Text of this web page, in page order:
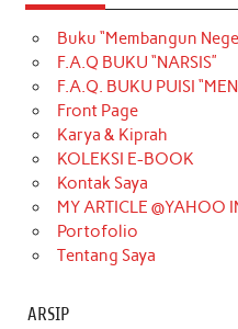
e
b
o
o
k
t
a
g
r
a
m
T
o
k
t
e
r
Buku “Membangun
F.A.Q BUKU “NARSIS”
F.A.Q. BUKU PUISI
Front Page
Karya & Kiprah
KOLEKSI E-BOOK
Kontak Saya
MY ARTICLE @YAHOO
Portofolio
Tentang Saya
ARSIP